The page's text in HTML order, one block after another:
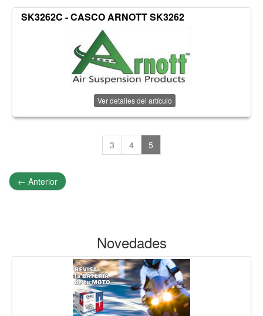
SK3262C - CASCO ARNOTT SK3262
Ver detalles del artículo
3 4 5
← Anterior
Novedades